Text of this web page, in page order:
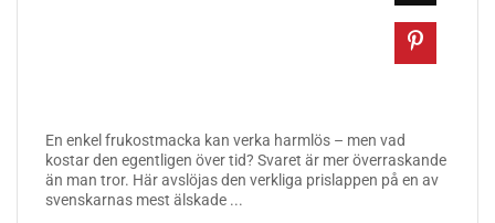
En enkel frukostmacka kan verka harmlös – men vad
kostar den egentligen över tid? Svaret är mer överraskande
än man tror. Här avslöjas den verkliga prislappen på en av
svenskarnas mest älskade ...